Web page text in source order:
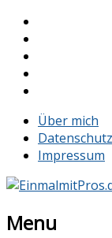
Über mich
Impressum
Menu